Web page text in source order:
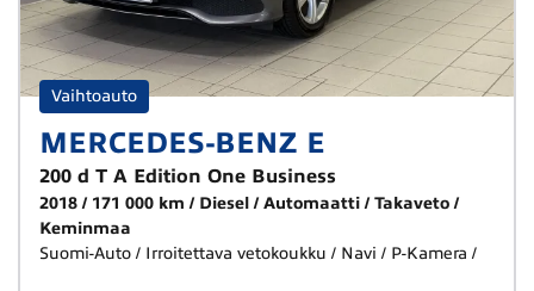
Vaihtoauto
MERCEDES-BENZ E
200 d T A Edition One Business
2018 171 000 km Diesel Automaatti
Takaveto
Keminmaa
Suomi-Auto / Irroitettava vetokoukku / Navi / P-Kamera /